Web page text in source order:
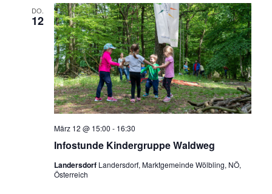
DO.
12
Infostunde Kindergruppe Waldweg
März 12 @ 15:00 - 16:30
Landersdorf Landersdorf, Marktgemeinde Wölbling, NÖ,
Österreich